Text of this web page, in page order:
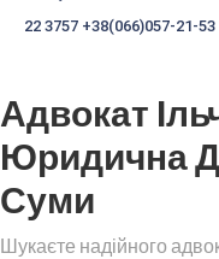
22 3757 +38(066)057-21-53
Адвокат
Юридична
Суми
Шукаєте надійного